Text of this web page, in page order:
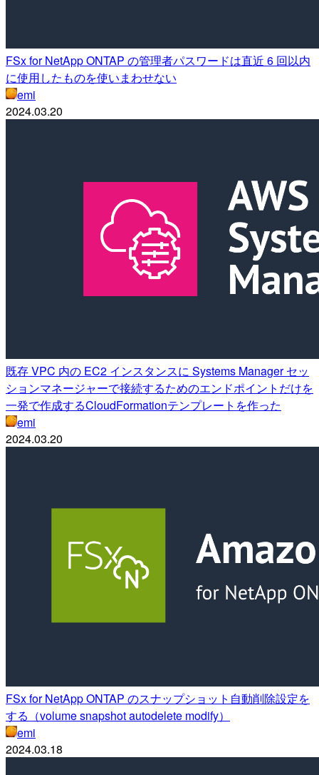
FSx for NetApp ONTAP の管理者パスワードは直近 6 回以内
に使用したものを使いまわせない
emi
2024.03.20
既存 VPC 内の EC2 インスタンスに Systems Manager セッ
ションマネージャーで接続するためのエンドポイントだけを
一発で作成するCloudFormationテンプレートを作った
emi
2024.03.20
FSx for NetApp ONTAP のスナップショット自動削除設定を
する（volume snapshot autodelete modify）
emi
2024.03.18